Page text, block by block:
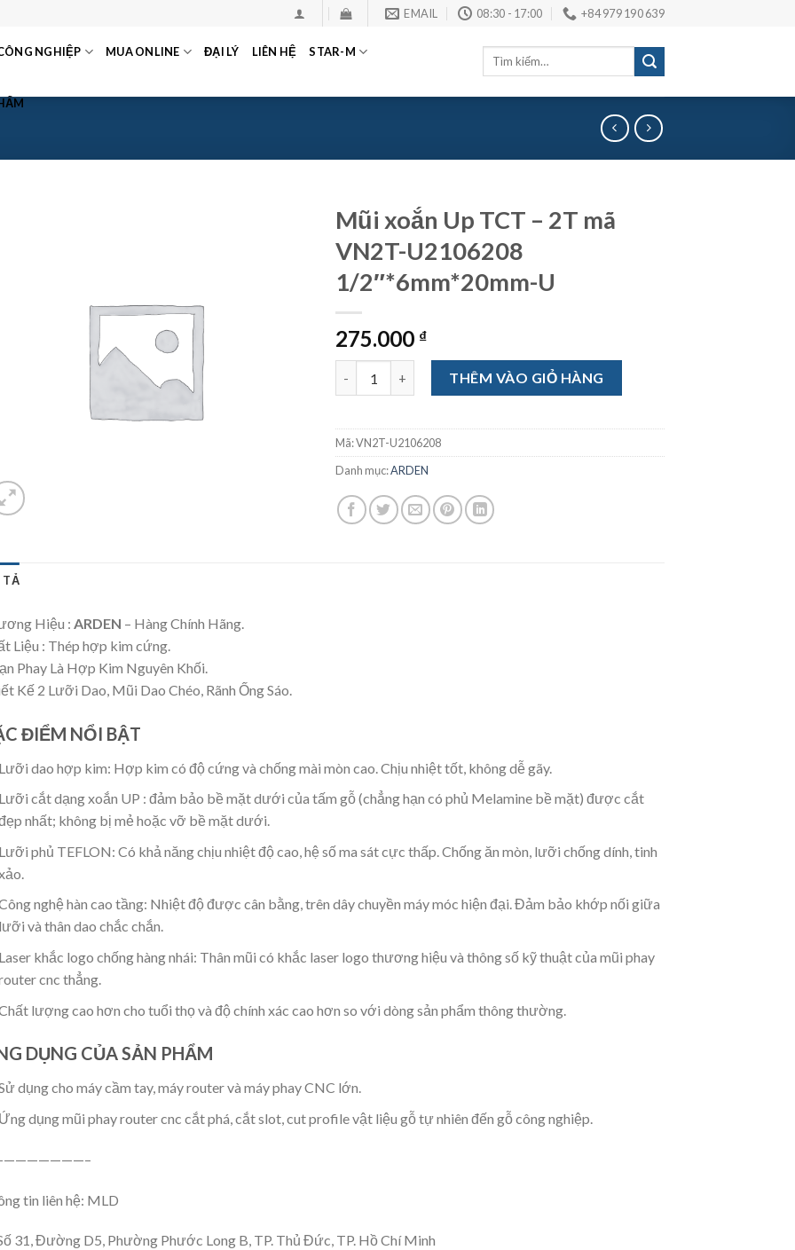
EMAIL 08:30 - 17:00 +84 979 190 639
NGHIỆP MUA ONLINE ĐẠI LÝ LIÊN HỆ STAR-M
Tìm
Mũi xoắn Up TCT – 2T mã
VN2T-U2106208
1/2″*6mm*20mm-U
275.000 ₫
Mũi xoắn Up TCT - 2T mã VN2T-U2106208 1/2"*6mm*20mm-U số lượng
THÊM VÀO GIỎ HÀNG
Mã:VN2T-U2106208
Danh mục:ARDEN
TẢ
Hiệu : ARDEN – Hàng Chính Hãng.
Liệu : Thép hợp kim cứng.
Phay Là Hợp Kim Nguyên Khối.
Kế 2 Lưỡi Dao, Mũi Dao Chéo, Rãnh Ống Sáo.
ĐIỂM NỔI BẬT
dao hợp kim: Hợp kim có độ cứng và chống mài mòn cao. Chịu nhiệt tốt, không dễ gãy.
cắt dạng xoắn UP : đảm bảo bề mặt dưới của tấm gỗ (chẳng hạn có phủ Melamine bề mặt) được cắt
nhất; không bị mẻ hoặc vỡ bề mặt dưới.
phủ TEFLON: Có khả năng chịu nhiệt độ cao, hệ số ma sát cực thấp. Chống ăn mòn, lưỡi chống dính, tinh
nghệ hàn cao tầng: Nhiệt độ được cân bằng, trên dây chuyền máy móc hiện đại. Đảm bảo khớp nối giữa
và thân dao chắc chắn.
khắc logo chống hàng nhái: Thân mũi có khắc laser logo thương hiệu và thông số kỹ thuật của mũi phay
cnc thẳng.
lượng cao hơn cho tuổi thọ và độ chính xác cao hơn so với dòng sản phẩm thông thường.
DỤNG CỦA SẢN PHẨM
dụng cho máy cầm tay, máy router và máy phay CNC lớn.
dụng mũi phay router cnc cắt phá, cắt slot, cut profile vật liệu gỗ tự nhiên đến gỗ công nghiệp.
tin liên hệ: MLD
31, Đường D5, Phường Phước Long B, TP. Thủ Đức, TP. Hồ Chí Minh